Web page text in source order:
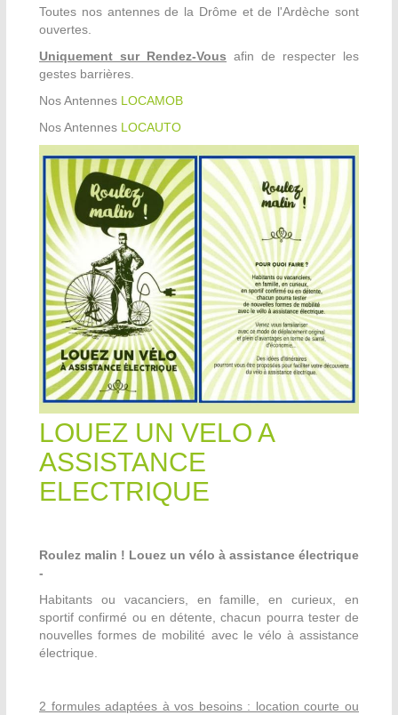
Toutes nos antennes de la Drôme et de l'Ardèche sont
ouvertes.
Uniquement sur Rendez-Vous afin de respecter les
gestes barrières.
Nos Antennes LOCAMOB
Nos Antennes LOCAUTO
LOUEZ UN VELO A
ASSISTANCE
ELECTRIQUE
Roulez malin ! Louez un vélo à assistance électrique
-
Habitants ou vacanciers, en famille, en curieux, en
sportif confirmé ou en détente, chacun pourra tester de
nouvelles formes de mobilité avec le vélo à assistance
électrique.
2 formules adaptées à vos besoins : location courte ou